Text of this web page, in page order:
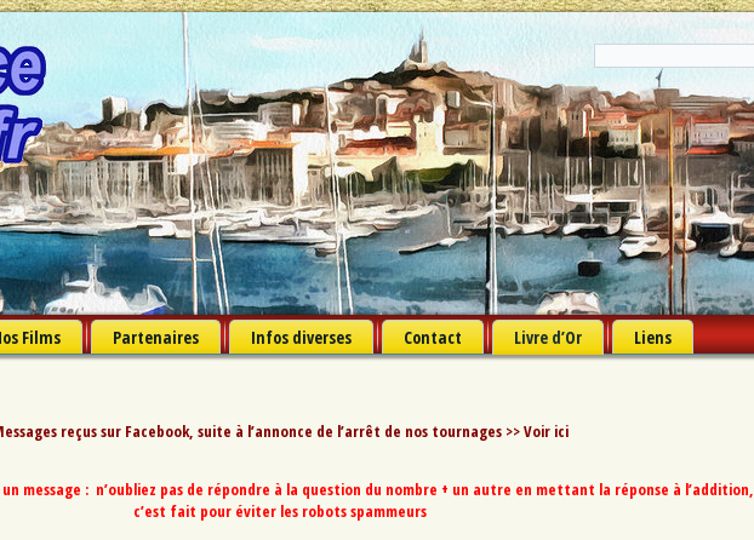
Films Partenaires Infos diverses Contact Livre d’Or Liens
reçus sur Facebook, suite à l’annonce de l’arrêt de nos tournages >>Voir ici
message : n’oubliez pas de répondre à la question du nombre + un autre en mettant la réponse à l’addition,
c’est fait pour éviter les robots spammeurs